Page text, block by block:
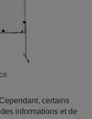
certains
informations et de